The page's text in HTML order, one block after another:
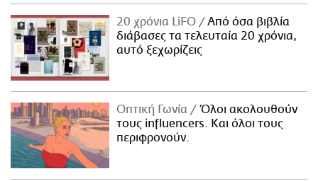
20 χρόνια LiFO
Από όσα βιβλία
διάβασες τα τελευταία 20 χρόνια,
αυτό ξεχωρίζεις
Οπτική Γωνία
Όλοι ακολουθούν
τους influencers. Και όλοι τους
περιφρονούν.